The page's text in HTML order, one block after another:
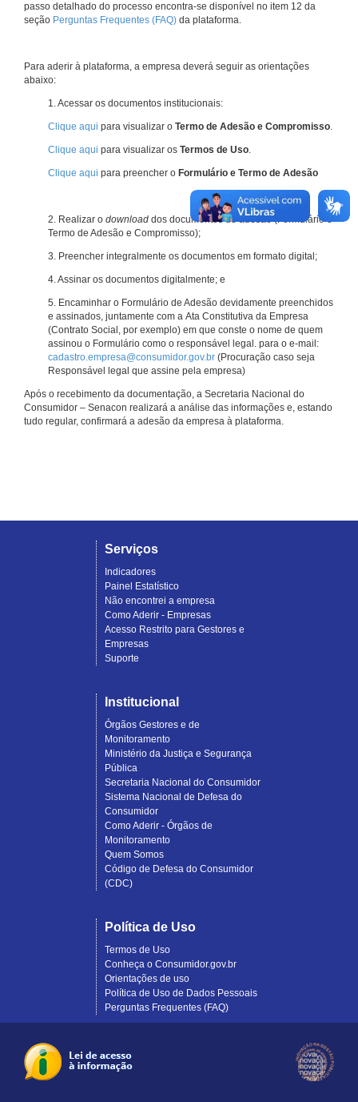
passo detalhado do processo encontra-se disponível no item 12 da
seção Perguntas Frequentes (FAQ) da plataforma.
Para aderir à plataforma, a empresa deverá seguir as orientações
abaixo:
1. Acessar os documentos institucionais:
Clique aqui para visualizar o Termo de Adesão e Compromisso.
Clique aqui para visualizar os Termos de Uso.
Clique aqui para preencher o Formulário e Termo de Adesão
2. Realizar o download dos documentos de adesão (Formulário e
Termo de Adesão e Compromisso);
3. Preencher integralmente os documentos em formato digital;
4. Assinar os documentos digitalmente; e
5. Encaminhar o Formulário de Adesão devidamente preenchidos
e assinados, juntamente com a Ata Constitutiva da Empresa
(Contrato Social, por exemplo) em que conste o nome de quem
assinou o Formulário como o responsável legal. para o e-mail:
cadastro.empresa@consumidor.gov.br (Procuração caso seja
Responsável legal que assine pela empresa)
Após o recebimento da documentação, a Secretaria Nacional do
Consumidor – Senacon realizará a análise das informações e, estando
tudo regular, confirmará a adesão da empresa à plataforma.
Serviços
Indicadores
Painel Estatístico
Não encontrei a empresa
Como Aderir - Empresas
Acesso Restrito para Gestores e
Empresas
Suporte
Institucional
Órgãos Gestores e de
Monitoramento
Ministério da Justiça e Segurança
Pública
Secretaria Nacional do Consumidor
Sistema Nacional de Defesa do
Consumidor
Como Aderir - Órgãos de
Monitoramento
Quem Somos
Código de Defesa do Consumidor
(CDC)
Política de Uso
Termos de Uso
Conheça o Consumidor.gov.br
Orientações de uso
Política de Uso de Dados Pessoais
Perguntas Frequentes (FAQ)